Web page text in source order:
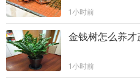
1小时前
金钱树怎么养才
1小时前